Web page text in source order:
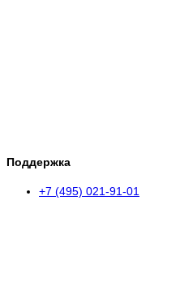
Поддержка
+7 (495) 021-91-01